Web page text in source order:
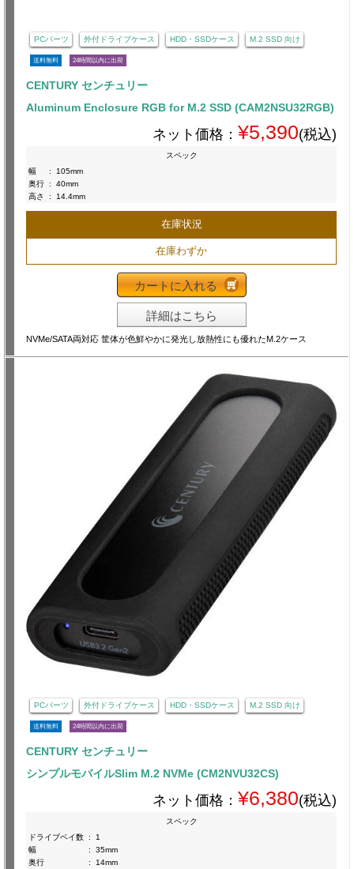
PCパーツ 外付ドライブケース HDD・SSDケース M.2 SSD 向け
送料無料 24時間以内に出荷
CENTURY センチュリー
Aluminum Enclosure RGB for M.2 SSD (CAM2NSU32RGB)
ネット価格： ¥5,390(税込)
スペック
幅
:
105mm
奥行 :
40mm
高さ
: 14.4mm
在庫状況
在庫わずか
カートに入れる
詳細はこちら
NVMe/SATA両対応 筐体が色鮮やかに発光し放熱性にも優れたM.2ケース
PCパーツ 外付ドライブケース HDD・SSDケース M.2 SSD 向け
送料無料 24時間以内に出荷
CENTURY センチュリー
シンプルモバイルSlim M.2 NVMe (CM2NVU32CS)
ネット価格： ¥6,380(税込)
スペック
ドライブベイ数 :
1
幅
:
35mm
奥行
:
14mm